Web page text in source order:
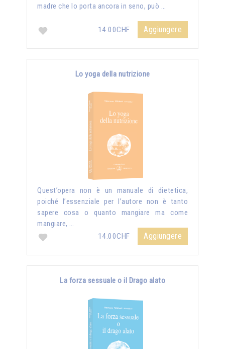
madre che lo porta ancora in seno, può …
14.00CHF Aggiungere
Lo yoga della nutrizione
Quest’opera non è un manuale di dietetica,
poiché l’essenziale per l’autore non è tanto
sapere cosa o quanto mangiare ma come
mangiare, …
14.00CHF
Aggiungere
La forza sessuale o il Drago alato